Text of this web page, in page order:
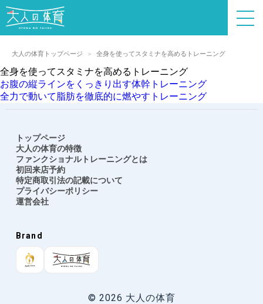
大人の体育トップページ 全身を使ってスタミナを高めるトレーニング
全身を使ってスタミナを高めるトレーニング
投
稿
お腹の縦ラインをくっきり出す体幹トレーニング
全力で動いて脂肪を徹底的に燃やすトレーニング
トップページ
大人の体育の特徴
ファンクショナルトレーニングとは
初回来店予約
特定商取引法の記載について
プライバシーポリシー
運営会社
Brand
© 2026 大人の体育